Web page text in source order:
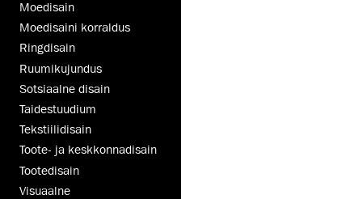
Moedisain
Moedisaini korraldus
Ringdisain
Ruumikujundus
Sotsiaalne disain
Taidestuudium
Tekstiilidisain
Toote- ja keskkonnadisain
Tootedisain
Visuaalne